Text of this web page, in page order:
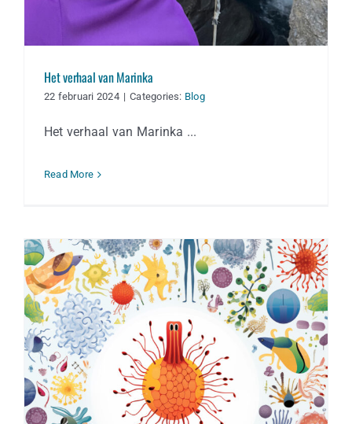
Het verhaal van Marinka
22 februari 2024 | Categories: Blog
Het verhaal van Marinka ...
Read More
Allergieën en NLP: Een alternatieve
benadering voor effectieve
behandeling